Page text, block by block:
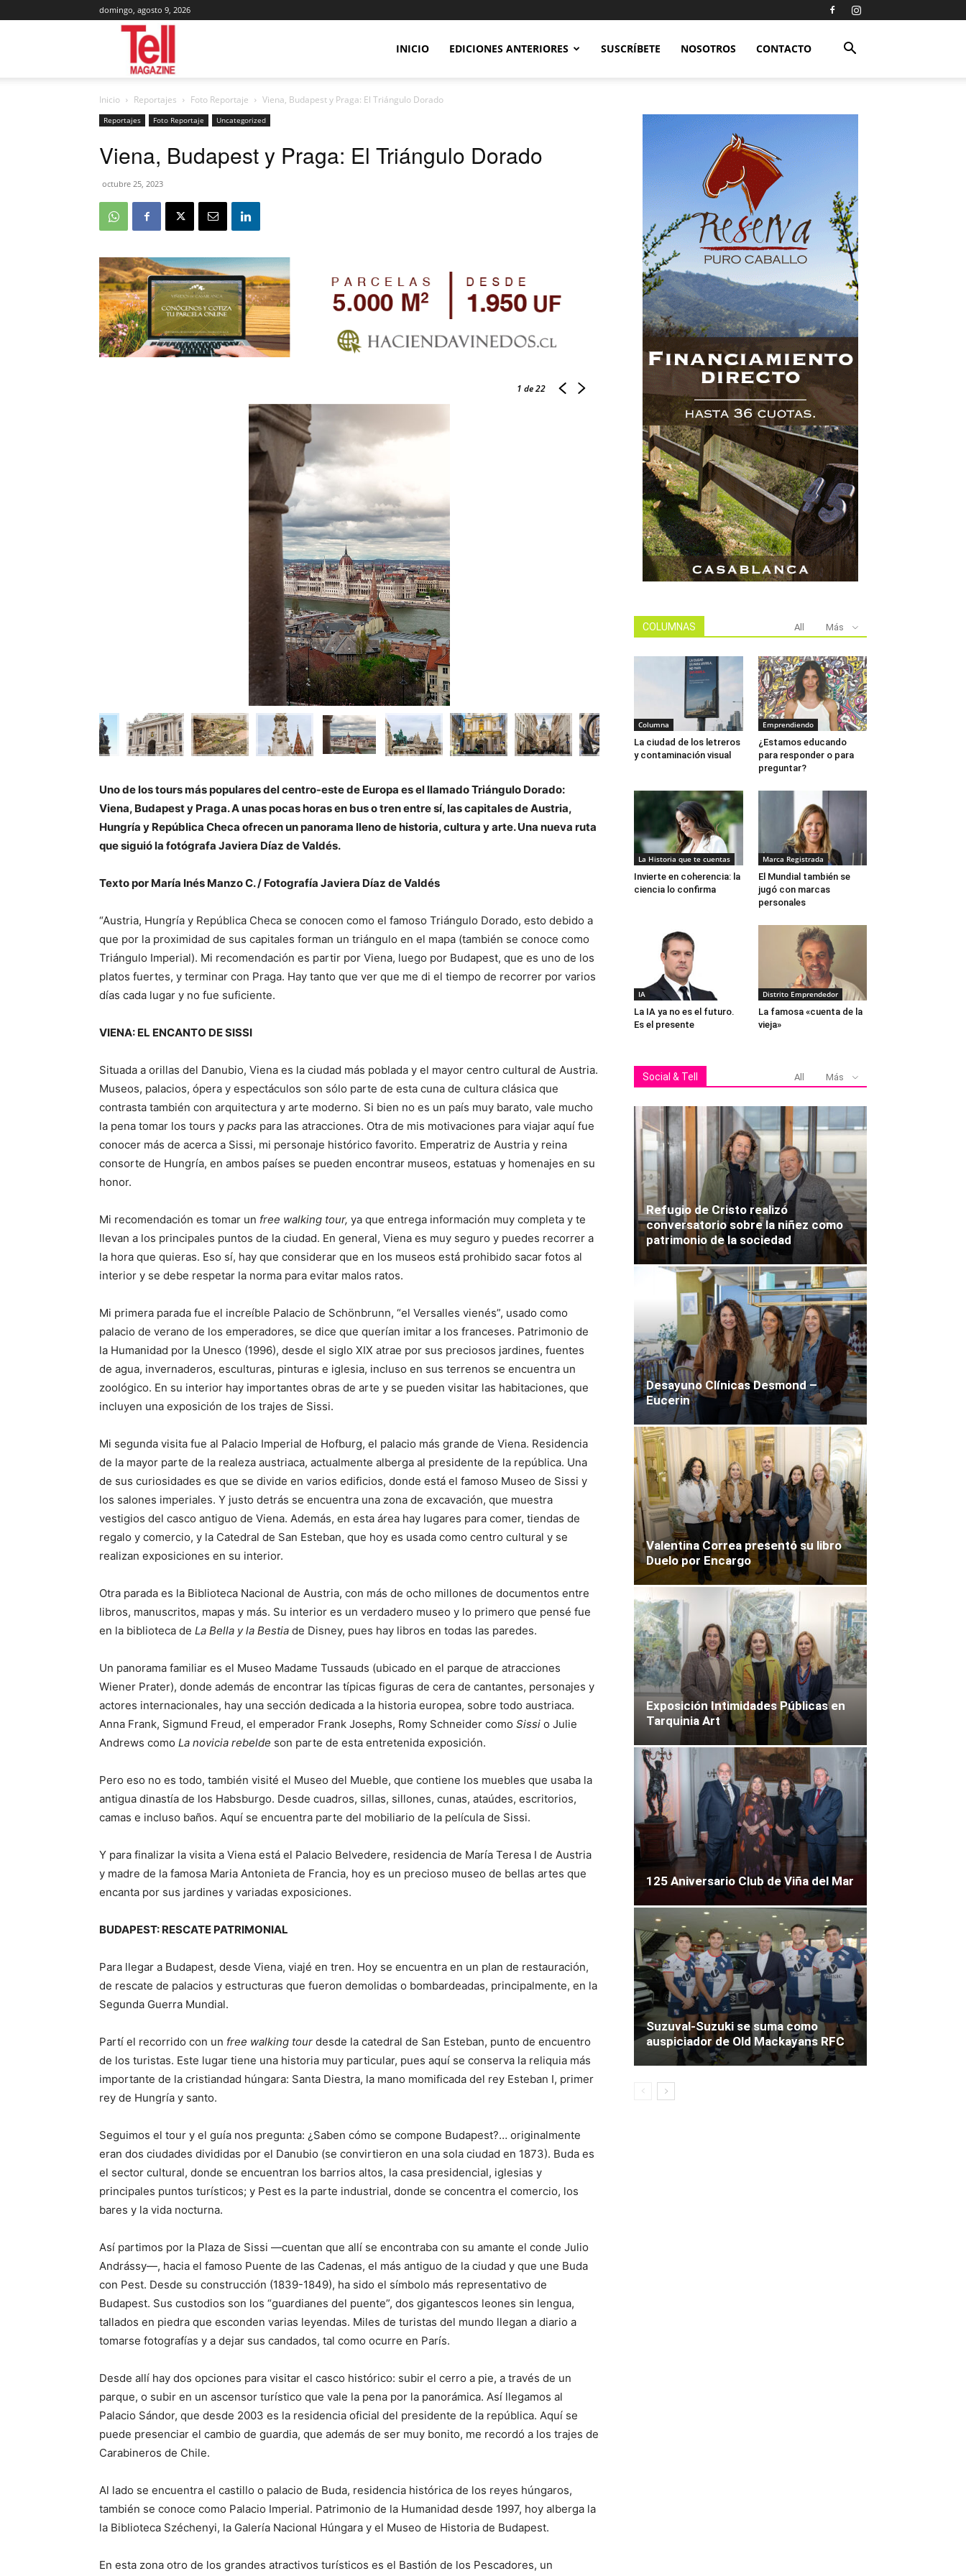
domingo, agosto 9, 2026
Magazine
INICIO EDICIONES ANTERIORES SUSCRÍBETE NOSOTROS CONTACTO
Inicio Reportajes Foto Reportaje Viena, Budapest y Praga: El Triángulo Dorado
Reportajes Foto Reportaje Uncategorized
Viena, Budapest y Praga: El Triángulo Dorado
octubre 25, 2023
1 de 22
Uno de los tours más populares del centro-este de Europa es el llamado Triángulo Dorado:
Viena, Budapest y Praga. A unas pocas horas en bus o tren entre sí, las capitales de Austria,
Hungría y República Checa ofrecen un panorama lleno de historia, cultura y arte. Una nueva ruta
que siguió la fotógrafa Javiera Díaz de Valdés.
Texto por María Inés Manzo C. / Fotografía Javiera Díaz de Valdés
“Austria, Hungría y República Checa se conocen como el famoso Triángulo Dorado, esto debido a
que por la proximidad de sus capitales forman un triángulo en el mapa (también se conoce como
Triángulo Imperial). Mi recomendación es partir por Viena, luego por Budapest, que es uno de los
platos fuertes, y terminar con Praga. Hay tanto que ver que me di el tiempo de recorrer por varios
días cada lugar y no fue suficiente.
VIENA: EL ENCANTO DE SISSI
Situada a orillas del Danubio, Viena es la ciudad más poblada y el mayor centro cultural de Austria.
Museos, palacios, ópera y espectáculos son sólo parte de esta cuna de cultura clásica que
contrasta también con arquitectura y arte moderno. Si bien no es un país muy barato, vale mucho
la pena tomar los tours y packs para las atracciones. Otra de mis motivaciones para viajar aquí fue
conocer más de acerca a Sissi, mi personaje histórico favorito. Emperatriz de Austria y reina
consorte de Hungría, en ambos países se pueden encontrar museos, estatuas y homenajes en su
honor.
Mi recomendación es tomar un free walking tour, ya que entrega información muy completa y te
llevan a los principales puntos de la ciudad. En general, Viena es muy seguro y puedes recorrer a
la hora que quieras. Eso sí, hay que considerar que en los museos está prohibido sacar fotos al
interior y se debe respetar la norma para evitar malos ratos.
Mi primera parada fue el increíble Palacio de Schönbrunn, “el Versalles vienés”, usado como
palacio de verano de los emperadores, se dice que querían imitar a los franceses. Patrimonio de
la Humanidad por la Unesco (1996), desde el siglo XIX atrae por sus preciosos jardines, fuentes
de agua, invernaderos, esculturas, pinturas e iglesia, incluso en sus terrenos se encuentra un
zoológico. En su interior hay importantes obras de arte y se pueden visitar las habitaciones, que
incluyen una exposición de los trajes de Sissi.
Mi segunda visita fue al Palacio Imperial de Hofburg, el palacio más grande de Viena. Residencia
de la mayor parte de la realeza austriaca, actualmente alberga al presidente de la república. Una
de sus curiosidades es que se divide en varios edificios, donde está el famoso Museo de Sissi y
los salones imperiales. Y justo detrás se encuentra una zona de excavación, que muestra
vestigios del casco antiguo de Viena. Además, en esta área hay lugares para comer, tiendas de
regalo y comercio, y la Catedral de San Esteban, que hoy es usada como centro cultural y se
realizan exposiciones en su interior.
Otra parada es la Biblioteca Nacional de Austria, con más de ocho millones de documentos entre
libros, manuscritos, mapas y más. Su interior es un verdadero museo y lo primero que pensé fue
en la biblioteca de La Bella y la Bestia de Disney, pues hay libros en todas las paredes.
Un panorama familiar es el Museo Madame Tussauds (ubicado en el parque de atracciones
Wiener Prater), donde además de encontrar las típicas figuras de cera de cantantes, personajes y
actores internacionales, hay una sección dedicada a la historia europea, sobre todo austriaca.
Anna Frank, Sigmund Freud, el emperador Frank Josephs, Romy Schneider como Sissi o Julie
Andrews como La novicia rebelde son parte de esta entretenida exposición.
Pero eso no es todo, también visité el Museo del Mueble, que contiene los muebles que usaba la
antigua dinastía de los Habsburgo. Desde cuadros, sillas, sillones, cunas, ataúdes, escritorios,
camas e incluso baños. Aquí se encuentra parte del mobiliario de la película de Sissi.
Y para finalizar la visita a Viena está el Palacio Belvedere, residencia de María Teresa I de Austria
y madre de la famosa Maria Antonieta de Francia, hoy es un precioso museo de bellas artes que
encanta por sus jardines y variadas exposiciones.
BUDAPEST: RESCATE PATRIMONIAL
Para llegar a Budapest, desde Viena, viajé en tren. Hoy se encuentra en un plan de restauración,
de rescate de palacios y estructuras que fueron demolidas o bombardeadas, principalmente, en la
Segunda Guerra Mundial.
Partí el recorrido con un free walking tour desde la catedral de San Esteban, punto de encuentro
de los turistas. Este lugar tiene una historia muy particular, pues aquí se conserva la reliquia más
importante de la cristiandad húngara: Santa Diestra, la mano momificada del rey Esteban I, primer
rey de Hungría y santo.
Seguimos el tour y el guía nos pregunta: ¿Saben cómo se compone Budapest?… originalmente
eran dos ciudades divididas por el Danubio (se convirtieron en una sola ciudad en 1873). Buda es
el sector cultural, donde se encuentran los barrios altos, la casa presidencial, iglesias y
principales puntos turísticos; y Pest es la parte industrial, donde se concentra el comercio, los
bares y la vida nocturna.
Así partimos por la Plaza de Sissi —cuentan que allí se encontraba con su amante el conde Julio
Andrássy—, hacia el famoso Puente de las Cadenas, el más antiguo de la ciudad y que une Buda
con Pest. Desde su construcción (1839-1849), ha sido el símbolo más representativo de
Budapest. Sus custodios son los “guardianes del puente”, dos gigantescos leones sin lengua,
tallados en piedra que esconden varias leyendas. Miles de turistas del mundo llegan a diario a
tomarse fotografías y a dejar sus candados, tal como ocurre en París.
Desde allí hay dos opciones para visitar el casco histórico: subir el cerro a pie, a través de un
parque, o subir en un ascensor turístico que vale la pena por la panorámica. Así llegamos al
Palacio Sándor, que desde 2003 es la residencia oficial del presidente de la república. Aquí se
puede presenciar el cambio de guardia, que además de ser muy bonito, me recordó a los trajes de
Carabineros de Chile.
Al lado se encuentra el castillo o palacio de Buda, residencia histórica de los reyes húngaros,
también se conoce como Palacio Imperial. Patrimonio de la Humanidad desde 1997, hoy alberga la
la Biblioteca Széchenyi, la Galería Nacional Húngara y el Museo de Historia de Budapest.
En esta zona otro de los grandes atractivos turísticos es el Bastión de los Pescadores, un
COLUMNAS All Más
Columna
La ciudad de los letreros
y contaminación visual
Emprendiendo
¿Estamos educando
para responder o para
preguntar?
La Historia que te cuentas
Invierte en coherencia: la
ciencia lo confirma
Marca Registrada
El Mundial también se
jugó con marcas
personales
IA
La IA ya no es el futuro.
Es el presente
Distrito Emprendedor
La famosa «cuenta de la
vieja»
Social & Tell All Más
Refugio de Cristo realizó
conversatorio sobre la niñez como
patrimonio de la sociedad
Desayuno Clínicas Desmond –
Eucerin
Valentina Correa presentó su libro
Duelo por Encargo
Exposición Intimidades Públicas en
Tarquinia Art
125 Aniversario Club de Viña del Mar
Suzuval-Suzuki se suma como
auspiciador de Old Mackayans RFC